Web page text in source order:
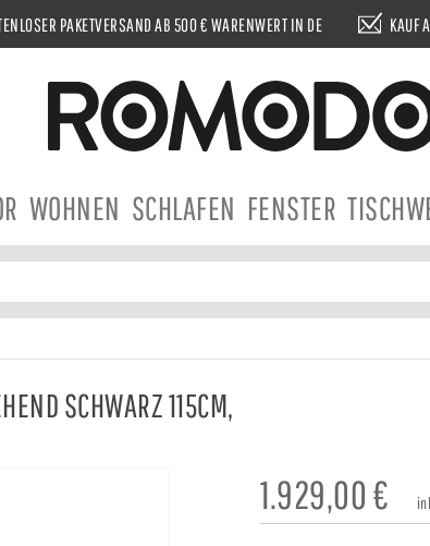
PAKETVERSAND AB 500 € WARENWERT IN DE KAUF
WOHNEN SCHLAFEN FENSTER
SCHWARZ 115CM,
1.929,00€